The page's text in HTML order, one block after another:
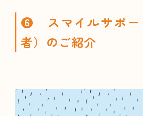
❻ スマイルサポー
者）のご紹介